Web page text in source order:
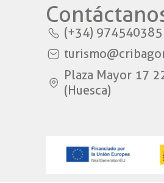
(+34) 974540385
Plaza Mayor 17
(Huesca)